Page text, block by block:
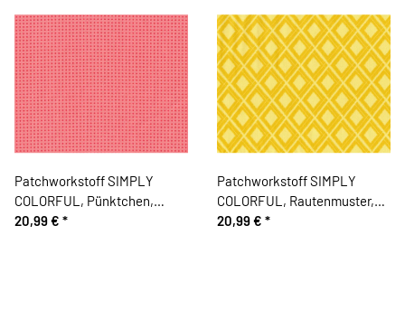
Patchworkstoff SIMPLY
COLORFUL, Pünktchen,
helles lachsrot, Moda Fabrics
20,99 € *
Patchworkstoff SIMPLY
COLORFUL, Rautenmuster,
pastellgelb-maisgelb, Moda
20,99 € *